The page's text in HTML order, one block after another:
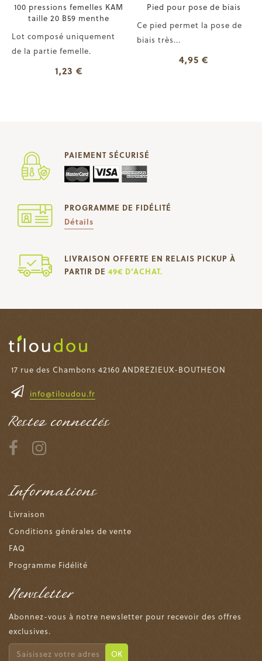
100 pressions femelles KAM
taille 20 B59 menthe
Lot composé uniquement
de la partie femelle.
1,23 €
Pied pour pose de biais
Ce pied permet la pose de
biais très...
4,95 €
PAIEMENT SÉCURISÉ
PROGRAMME DE FIDÉLITÉ
Détails
LIVRAISON OFFERTE EN RELAIS PICKUP À
PARTIR DE 49€ D'ACHAT.
17 rue des Chambons 42160 ANDREZIEUX-BOUTHEON
info@tiloudou.fr
Restez connectés
Informations
Livraison
Conditions générales de vente
FAQ
Programme Fidélité
Newsletter
Abonnez-vous à notre newsletter pour recevoir des offres
exclusives.
OK